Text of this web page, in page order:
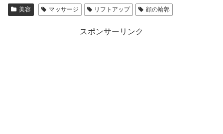
美容 マッサージ リフトアップ 顔の輪郭
スポンサーリンク